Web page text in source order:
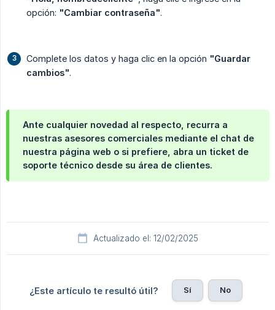
opción: "Cambiar contraseña".
Complete los datos y haga clic en la opción "Guardar
cambios".
Ante cualquier novedad al respecto, recurra a
nuestras asesores comerciales mediante el chat de
nuestra página web o si prefiere, abra un ticket de
soporte técnico desde su área de clientes.
Actualizado el: 12/02/2025
¿Este artículo te resultó útil? Sí No